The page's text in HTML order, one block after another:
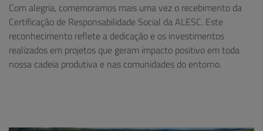
Com alegria, comemoramos mais uma vez o recebimento da
Certificação de Responsabilidade Social da ALESC. Este
reconhecimento reflete a dedicação e os investimentos
realizados em projetos que geram impacto positivo em toda
nossa cadeia produtiva e nas comunidades do entorno.